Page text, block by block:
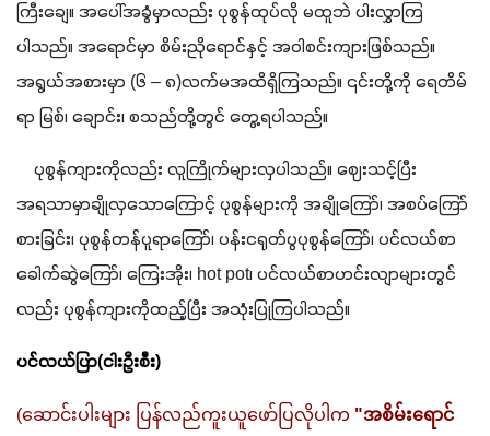
ကြီးချေ။ အပေါ်အခွံမှာလည်း ပုစွန်ထုပ်လို မထူဘဲ ပါးလွှာကြ
ပါသည်။ အရောင်မှာ စိမ်းညိုရောင်နှင့် အဝါစင်းကျားဖြစ်သည်။
အရွယ်အစားမှာ (၆ – ၈)လက်မအထိရှိကြသည်။ ၎င်းတို့ကို ရေတိမ်
ရာ မြစ်၊ ချောင်း၊ စသည်တို့တွင် တွေ့ရပါသည်။
ပုစွန်ကျားကိုလည်း လူကြိုက်များလှပါသည်။ ဈေးသင့်ပြီး
အရသာမှာချိုလှသောကြောင့် ပုစွန်များကို အချိုကြော်၊ အစပ်ကြော်
စားခြင်း၊ ပုစွန်တန်ပူရာကြော်၊ ပန်းငရုတ်ပွပုစွန်ကြော်၊ ပင်လယ်စာ
ခေါက်ဆွဲကြော်၊ ကြေးအိုး၊ hot pot၊ ပင်လယ်စာဟင်းလျာများတွင်
လည်း ပုစွန်ကျားကိုထည့်ပြီး အသုံးပြုကြပါသည်။
ပင်လယ်ပြာ(ငါးဦးစီး)
(ဆောင်းပါးများ ပြန်လည်ကူးယူဖော်ပြလိုပါက "အစိမ်းရောင်